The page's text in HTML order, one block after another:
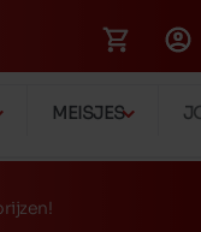
MEISJES
magasins